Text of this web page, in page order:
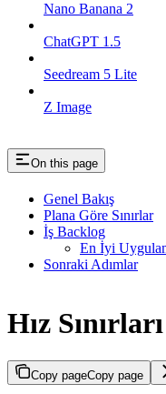
Nano Banana 2
ChatGPT 1.5
Seedream 5 Lite
Z Image
On this page
Genel Bakış
Plana Göre Sınırlar
İş Backlog
En İyi
Sonraki Adımlar
Hız Sınırları
Copy pageCopy page